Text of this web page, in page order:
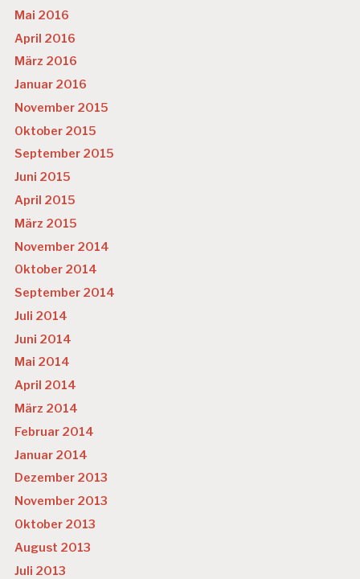
Mai 2016
April 2016
März 2016
Januar 2016
November 2015
Oktober 2015
September 2015
Juni 2015
April 2015
März 2015
November 2014
Oktober 2014
September 2014
Juli 2014
Juni 2014
Mai 2014
April 2014
März 2014
Februar 2014
Januar 2014
Dezember 2013
November 2013
Oktober 2013
August 2013
Juli 2013